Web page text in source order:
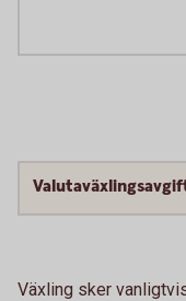
Växling sker